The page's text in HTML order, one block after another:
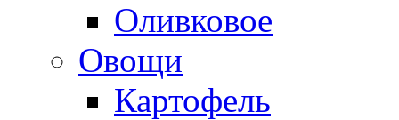
Оливковое
Овощи
Картофель